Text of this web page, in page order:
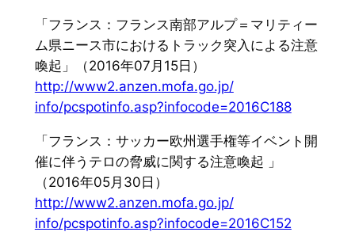
「フランス：フランス南部アルプ＝ マリティー
ム県ニース市におけるトラック突入による注意
喚起」（2016年07月15日）
http://www2.anzen.mofa.go.jp/
info/pcspotinfo.asp?infocode=2016C188
「フランス： サッカー欧州選手権等イベント開
催に伴うテロの脅威に関する注意喚起 」
（2016年05月30日）
http://www2.anzen.mofa.go.jp/
info/pcspotinfo.asp?infocode=2016C152